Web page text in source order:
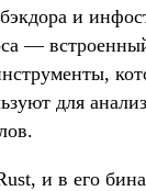
и
—
для
и в его